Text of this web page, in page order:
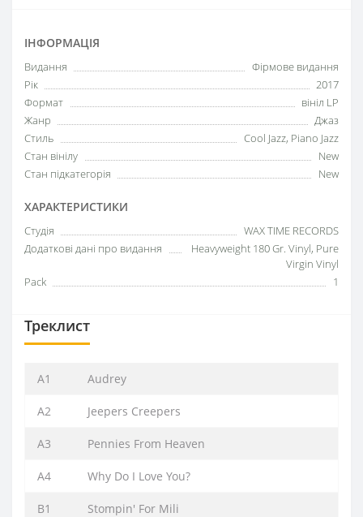
ІНФОРМАЦІЯ
Видання
Фірмове видання
Рік
2017
Формат
вініл LP
Жанр
Джаз
Стиль
Cool Jazz, Piano Jazz
Стан вінілу
New
Стан підкатегорія
New
ХАРАКТЕРИСТИКИ
Студія
WAX TIME RECORDS
Додаткові дані про видання
Heavyweight 180 Gr. Vinyl, Pure
Virgin Vinyl
Pack
1
Треклист
A1 Audrey
A2 Jeepers Creepers
A3 Pennies From Heaven
A4 Why Do I Love You?
B1 Stompin' For Mili